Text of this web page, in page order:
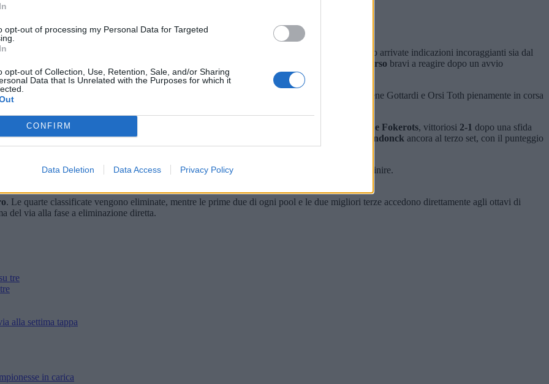
opt-out of processing my Personal Data for Targeted
opt-out of Collection, Use, Retention, Sale, and/or Sharing
Data that Is Unrelated with the Purposes for which it
CONFIRM
Data Deletion Data Access Privacy Policy
di Gstaad
, quinto appuntamento stagionale del circuito. Nella seconda giornata in Svizzera sono arrivate indicazioni incoraggianti sia dal
Samuele Cottafava e Gianluca Dal Corso bravi a reagire dopo un avvio
di casa
. Un successo che tiene Gottardi e Orsi Toth pienamente in corsa
Gli azzurri hanno aperto il programma con una sconfitta al tie-break contro i lettoni Plavins e Fokerots, vittoriosi 2-1 dopo una sfida
è arrivata la risposta attesa: la coppia federale ha piegato i tedeschi Vercauteren e Van Langendonck ancora al terzo set, con il punteggio
campo venerdì3 luglio per il prossimo impegno del torneo, con orario e avversari ancora da definire.
. Le quarte classificate vengono eliminate, mentre le prime due di ogni pool e le due migliori terze accedono direttamente agli ottavi di
del via alla fase a eliminazione diretta.
alla settima tappa
in carica